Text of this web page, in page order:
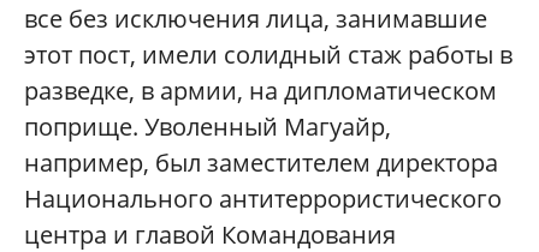
все без исключения лица, занимавшие
этот пост, имели солидный стаж работы в
разведке, в армии, на дипломатическом
поприще. Уволенный Магуайр,
например, был заместителем директора
Национального антитеррористического
центра и главой Командования